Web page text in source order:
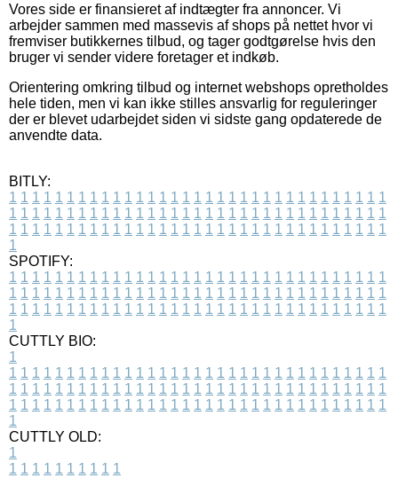
Vores side er finansieret af indtægter fra annoncer. Vi
arbejder sammen med massevis af shops på nettet hvor vi
fremviser butikkernes tilbud, og tager godtgørelse hvis den
bruger vi sender videre foretager et indkøb.
Orientering omkring tilbud og internet webshops opretholdes
hele tiden, men vi kan ikke stilles ansvarlig for reguleringer
der er blevet udarbejdet siden vi sidste gang opdaterede de
anvendte data.
BITLY:
1 1 1 1 1 1 1 1 1 1 1 1 1 1 1 1 1 1 1 1 1 1 1 1 1 1 1 1 1 1 1 1 1
1 1 1 1 1 1 1 1 1 1 1 1 1 1 1 1 1 1 1 1 1 1 1 1 1 1 1 1 1 1 1 1 1
1 1 1 1 1 1 1 1 1 1 1 1 1 1 1 1 1 1 1 1 1 1 1 1 1 1 1 1 1 1 1 1 1
1
SPOTIFY:
1 1 1 1 1 1 1 1 1 1 1 1 1 1 1 1 1 1 1 1 1 1 1 1 1 1 1 1 1 1 1 1 1
1 1 1 1 1 1 1 1 1 1 1 1 1 1 1 1 1 1 1 1 1 1 1 1 1 1 1 1 1 1 1 1 1
1 1 1 1 1 1 1 1 1 1 1 1 1 1 1 1 1 1 1 1 1 1 1 1 1 1 1 1 1 1 1 1 1
1
CUTTLY BIO:
1
1 1 1 1 1 1 1 1 1 1 1 1 1 1 1 1 1 1 1 1 1 1 1 1 1 1 1 1 1 1 1 1 1
1 1 1 1 1 1 1 1 1 1 1 1 1 1 1 1 1 1 1 1 1 1 1 1 1 1 1 1 1 1 1 1 1
1 1 1 1 1 1 1 1 1 1 1 1 1 1 1 1 1 1 1 1 1 1 1 1 1 1 1 1 1 1 1 1 1
1
CUTTLY OLD:
1
1 1 1 1 1 1 1 1 1 1